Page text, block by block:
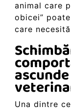
animal care
obicei”
care
Una dintre